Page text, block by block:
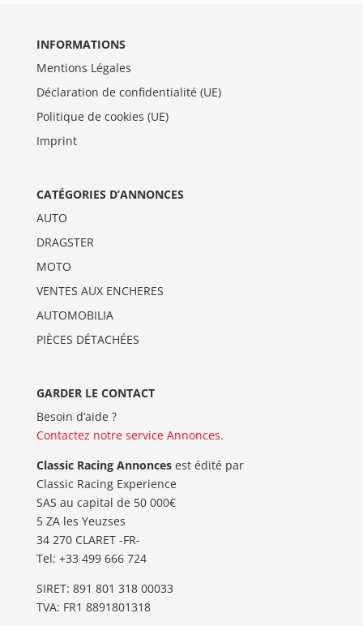
INFORMATIONS
Mentions Légales
Déclaration de confidentialité (UE)
Politique de cookies (UE)
Imprint
CATÉGORIES D’ANNONCES
AUTO
DRAGSTER
MOTO
VENTES AUX ENCHERES
AUTOMOBILIA
PIÈCES DÉTACHÉES
GARDER LE CONTACT
Besoin d’aide ?
Contactez notre service Annonces.
Classic Racing Annoncesest édité par
Classic Racing Experience
SAS au capital de 50 000€
5 ZA les Yeuzses
34 270 CLARET -FR-
Tel: ‭+33 499 666 724‬
SIRET: 891 801 318 00033
TVA: FR1 8891801318